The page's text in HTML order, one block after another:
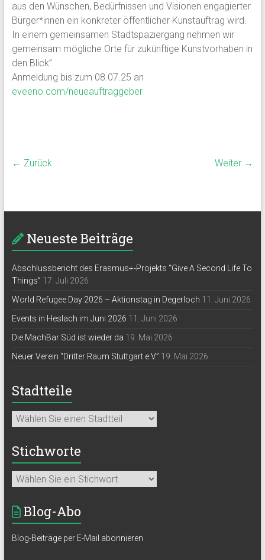
aus den Wünschen, Bedürfnissen und Visionen engagierter
Bürger*innen ein konkreter öffentlicher Kunstauftrag wird.
In einem gemeinsamen Stadtspaziergang nehmen wir
gemeinsam mögliche Orte für zukünftige Kunstvorhaben in
den Blick”
Anmeldung bis zum 08.07.25 an
eveeno.com/neueauftraggeber
← Zurück Weiter →
Neueste Beiträge
Abschlussbericht des Erasmus+-Projekts “Give A Second Life To
Things” 17. Juli 2026
World Refugee Day 2026 – Aktionstag in Degerloch 11. Juni 2026
Events in Heslach im Juni 2026 11. Juni 2026
Die MachBar Süd ist wieder da 19. Mai 2026
Neuer Verein “Dritter Raum Stuttgart e.V.” 19. Mai 2026
Stadtteile
Stichworte
Blog-Abo
Blog-Beiträge per E-Mail abonnieren